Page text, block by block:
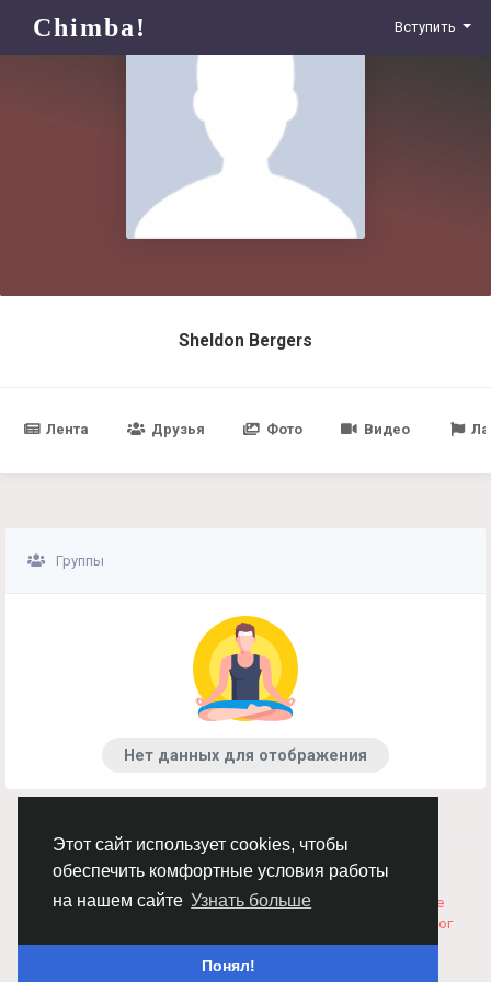
Этот сайт использует cookies, чтобы
обеспечить комфортные условия работы
на нашем сайте Узнать больше
Понял!
Chimba! Вступить
Sheldon Bergers
Лента Друзья Фото Видео
Группы
Нет данных для отображения
© 2026 Chimba!
Русский
Правила размещения и покупки товаров
Как добавить
вакансию
Правила размещения статей
Соглашение
Каталог